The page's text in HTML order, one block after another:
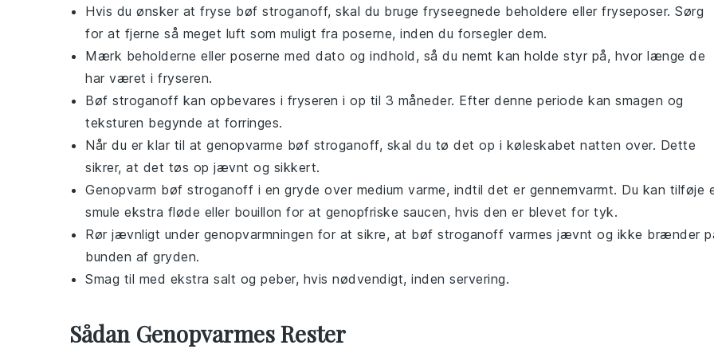
Hvis du ønsker at fryse bøf stroganoff, skal du bruge fryseegnede beholdere eller fryseposer. Sørg
for at fjerne så meget luft som muligt fra poserne, inden du forsegler dem.
Mærk beholderne eller poserne med dato og indhold, så du nemt kan holde styr på, hvor længe de
har været i fryseren.
Bøf stroganoff kan opbevares i fryseren i op til 3 måneder. Efter denne periode kan smagen og
teksturen begynde at forringes.
Når du er klar til at genopvarme bøf stroganoff, skal du tø det op i køleskabet natten over. Dette
sikrer, at det tøs op jævnt og sikkert.
Genopvarm bøf stroganoff i en gryde over medium varme, indtil det er gennemvarmt. Du kan tilføje
smule ekstra fløde eller bouillon for at genopfriske saucen, hvis den er blevet for tyk.
Rør jævnligt under genopvarmningen for at sikre, at bøf stroganoff varmes jævnt og ikke brænder
bunden af gryden.
Smag til med ekstra salt og peber, hvis nødvendigt, inden servering.
Sådan Genopvarmes Rester